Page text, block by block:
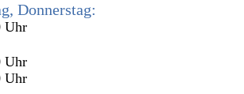
Donnerstag:
Uhr
Uhr
Uhr